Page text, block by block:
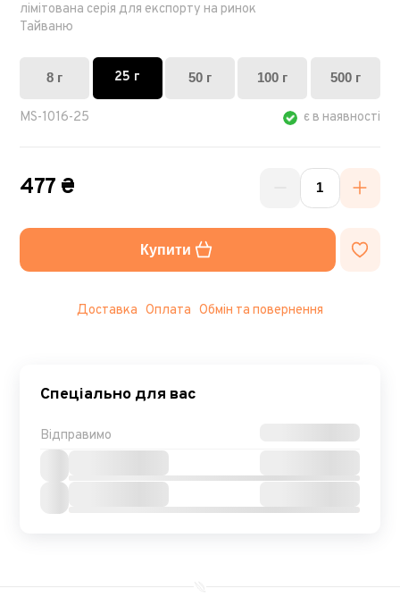
лімітована серія для експорту на ринок
Тайваню
8 г 25 г 50 г 100 г 500 г
MS-1016-25 є в наявності
477 ₴
Купити
Доставка Оплата Обмін та повернення
Спеціально для вас
Відправимо